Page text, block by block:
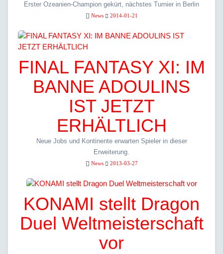
Erster Ozeanien-Champion gekürt, nächstes Turnier in Berlin
News 2014-01-21
FINAL FANTASY XI: IM
BANNE ADOULINS
IST JETZT
ERHÄLTLICH
Neue Jobs und Kontinente erwarten Spieler in dieser
Erweiterung.
News 2013-03-27
KONAMI stellt Dragon
Duel Weltmeisterschaft
vor